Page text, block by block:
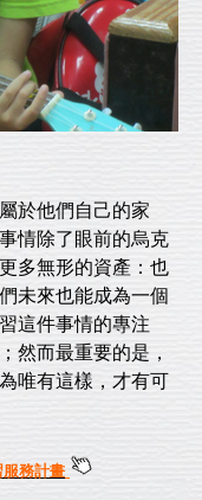
於他們自己的家
情除了眼前的烏克
多無形的資產：也
未來也能成為一個
這件事情的專注
然而最重要的是，
唯有這樣，才有可
服務計畫